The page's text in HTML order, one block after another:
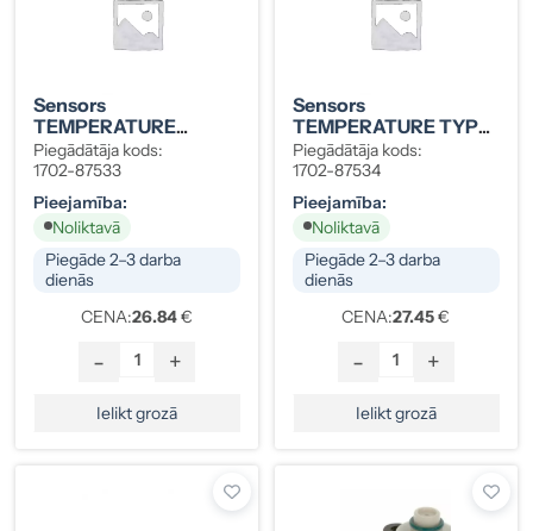
Sensors
TEMPERATURE
QUA/PMP/VENUS GX
1702-87533
Piegādātāja kods:
1702-87533
Pieejamība:
Noliktavā
Piegāde 2–3 darba
dienās
CENA:26.84€
- +
Ielikt grozā
Sensors
TEMPERATURE TYPE
C 1702-87534
Piegādātāja kods:
1702-87534
Pieejamība:
Noliktavā
Piegāde 2–3 darba
dienās
CENA:27.45€
- +
Ielikt grozā